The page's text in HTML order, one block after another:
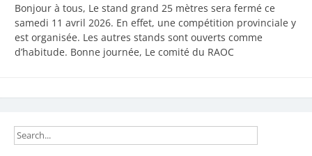
Bonjour à tous, Le stand grand 25 mètres sera fermé ce
samedi 11 avril 2026. En effet, une compétition provinciale y
est organisée. Les autres stands sont ouverts comme
d’habitude. Bonne journée, Le comité du RAOC